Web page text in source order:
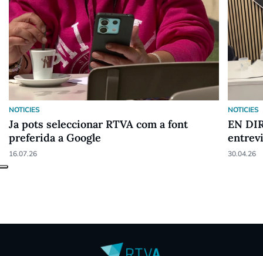
NOTICIES
Ja pots seleccionar RTVA com a font
preferida a Google
16.07.26
NOTICIES
EN
30.04.26